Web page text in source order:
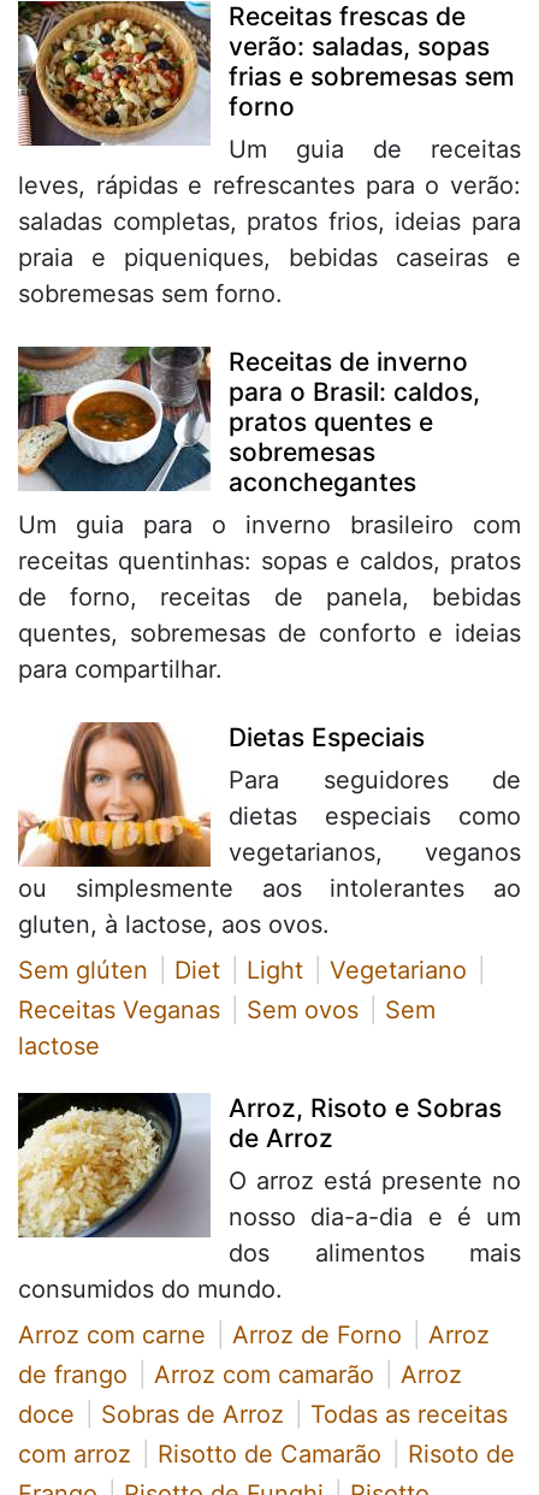
Receitas frescas de
verão: saladas, sopas
frias e sobremesas sem
forno
Um guia de receitas
leves, rápidas e refrescantes para o verão:
saladas completas, pratos frios, ideias para
praia e piqueniques, bebidas caseiras e
sobremesas sem forno.
Receitas de inverno
para o Brasil: caldos,
pratos quentes e
sobremesas
aconchegantes
Um guia para o inverno brasileiro com
receitas quentinhas: sopas e caldos, pratos
de forno, receitas de panela, bebidas
quentes, sobremesas de conforto e ideias
para compartilhar.
Dietas Especiais
Para seguidores de
dietas especiais como
vegetarianos, veganos
ou simplesmente aos intolerantes ao
gluten, à lactose, aos ovos.
Sem glúten
Diet Light
Vegetariano
Receitas Veganas
Sem ovos
Sem
lactose
Arroz, Risoto e Sobras
de Arroz
O arroz está presente no
nosso dia-a-dia e é um
dos alimentos mais
consumidos do mundo.
Arroz com carne
Arroz de Forno
Arroz
de frango
Arroz com camarão
Arroz
doce
Sobras de Arroz
Todas as receitas
com arroz
Risotto de Camarão
Risoto de